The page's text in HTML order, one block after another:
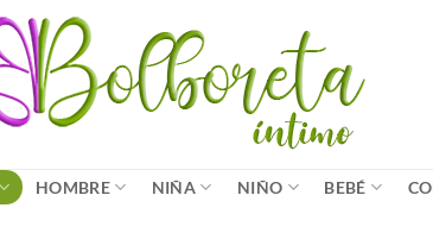
HOMBRE NIÑA NIÑO BEBÉ